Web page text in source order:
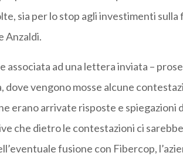
sia per lo stop agli investimenti sulla
Anzaldi.
associata ad una lettera inviata –
dove vengono mosse alcune
erano arrivate risposte e spiegazioni
che dietro le contestazioni ci
fusione con Fibercop,